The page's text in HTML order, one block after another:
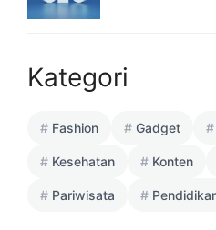
Kategori
Fashion Gadget
Kesehatan Konten
Pariwisata